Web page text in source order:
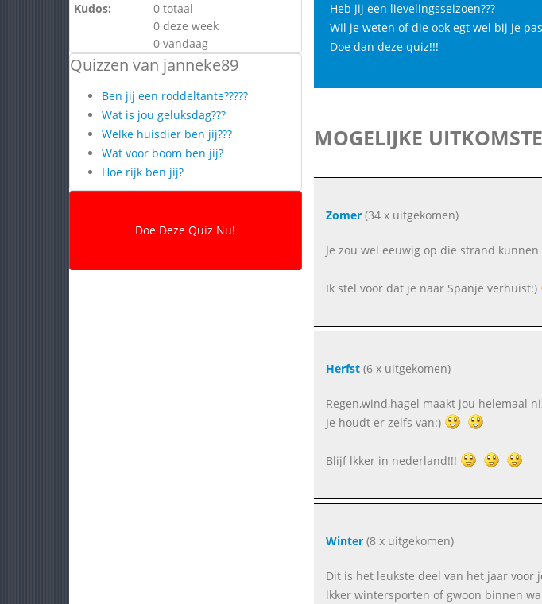
Kudos:
0 totaal
0 deze week
0 vandaag
Quizzen van janneke89
Ben jij een roddeltante?????
Wat is jou geluksdag???
Welke huisdier ben jij???
Wat voor boom ben jij?
Hoe rijk ben jij?
Heb jij een lievelingsseizoen???
Wil je weten of die ook egt wel bij je
Doe dan deze quiz!!!
MOGELIJKE
Zomer(34 x uitgekomen)
Je zou wel eeuwig op die strand
Ik stel voor dat je naar Spanje verhuist:)
Herfst(6 x uitgekomen)
Regen,wind,hagel maakt jou helemaal
Je houdt er zelfs van:)
Blijf lkker in nederland!!!
Winter(8 x uitgekomen)
Dit is het leukste deel van het jaar voor
lkker wintersporten of gwoon binnen